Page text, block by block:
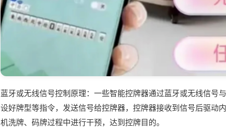
蓝牙或无线信号控制原理：一些智能控牌器通过蓝牙或无线信号
设好牌型等指令，发送信号给控牌器，控牌器接收到信号后驱动
机洗牌、码牌过程中进行干预，达到控牌目的。